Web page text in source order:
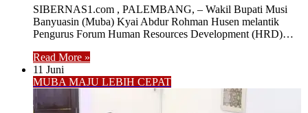
SIBERNAS1.com , PALEMBANG, – Wakil Bupati Musi
Banyuasin (Muba) Kyai Abdur Rohman Husen melantik
Pengurus Forum Human Resources Development (HRD)…
Read More »
11 Juni
MUBA MAJU LEBIH CEPAT